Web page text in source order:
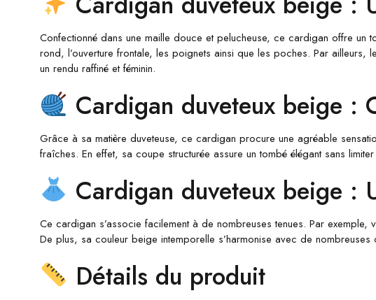
Confectionné dans une maille douce et pelucheuse, ce cardigan offre un
rond, l’ouverture frontale, les poignets ainsi que les poches. Par
un rendu raffiné et féminin.
Cardigan duveteux beige :
Grâce à sa matière duveteuse, ce cardigan procure une agréable
fraîches. En effet, sa coupe structurée assure un tombé élégant sans
Cardigan duveteux beige :
Ce cardigan s’associe facilement à de nombreuses tenues. Par
De plus, sa couleur beige intemporelle s’harmonise avec de
Détails du produit